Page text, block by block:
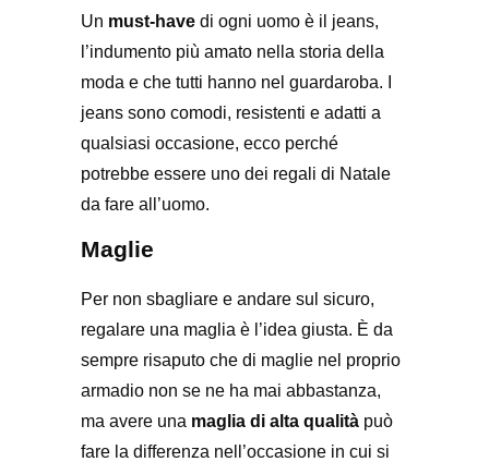
Un must-have di ogni uomo è il jeans,
l’indumento più amato nella storia della
moda e che tutti hanno nel guardaroba. I
jeans sono comodi, resistenti e adatti a
qualsiasi occasione, ecco perché
potrebbe essere uno dei regali di Natale
da fare all’uomo.
Maglie
Per non sbagliare e andare sul sicuro,
regalare una maglia è l’idea giusta. È da
sempre risaputo che di maglie nel proprio
armadio non se ne ha mai abbastanza,
ma avere una maglia di alta qualità può
fare la differenza nell’occasione in cui si